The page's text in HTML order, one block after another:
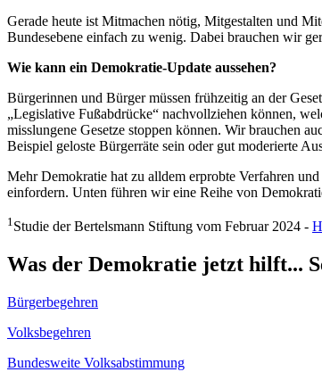
Gerade heute ist Mitmachen nötig, Mitgestalten und
Bundesebene einfach zu wenig. Dabei brauchen wir
Wie kann ein Demokratie-Update aussehen?
Bürgerinnen und Bürger müssen frühzeitig an der
„Legislative Fußabdrücke“ nachvollziehen können,
misslungene Gesetze stoppen können. Wir brauchen
Beispiel geloste Bürgerräte sein oder gut moderierte
Mehr Demokratie hat zu alldem erprobte Verfahren
einfordern. Unten führen wir eine Reihe von
1Studie der Bertelsmann Stiftung vom Februar 2024 -
Was der Demokratie jetzt hilft...
Bürgerbegehren
Volksbegehren
Bundesweite Volksabstimmung